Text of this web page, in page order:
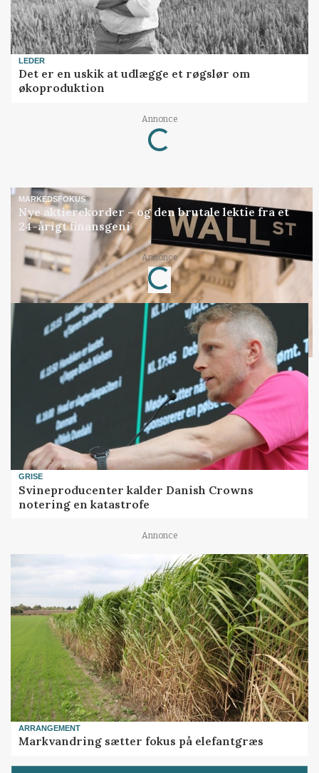
LEDER
Det er en uskik at udlægge et røgslør om
økoproduktion
Annonce
Loading...
MARKEDSFOKUS
Nye aktierekorder – og den brutale lektie fra et
24-årigt finansgeni
Annonce
Loading...
GRISE
Svineproducenter kalder Danish Crowns
notering en katastrofe
Annonce
ARRANGEMENT
Markvandring sætter fokus på elefantgræs